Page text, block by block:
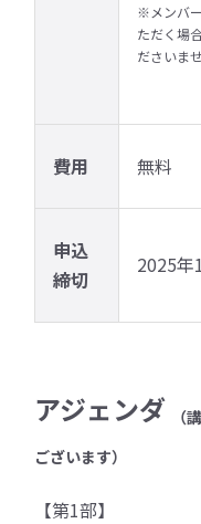
※メンバ
ただく場
ださいませ
費用 無料
申込
締切
2025年
アジェンダ
（
ございます）
【第1部】